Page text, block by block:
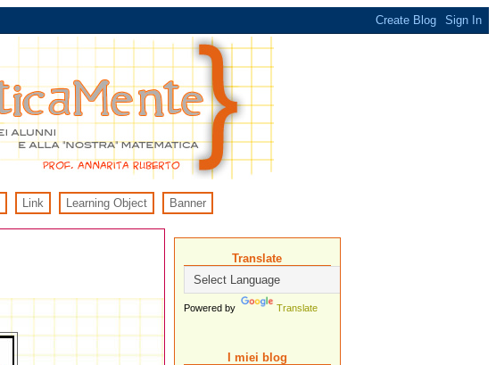
Link Learning Object Banner
Translate
Powered by Translate
I miei blog